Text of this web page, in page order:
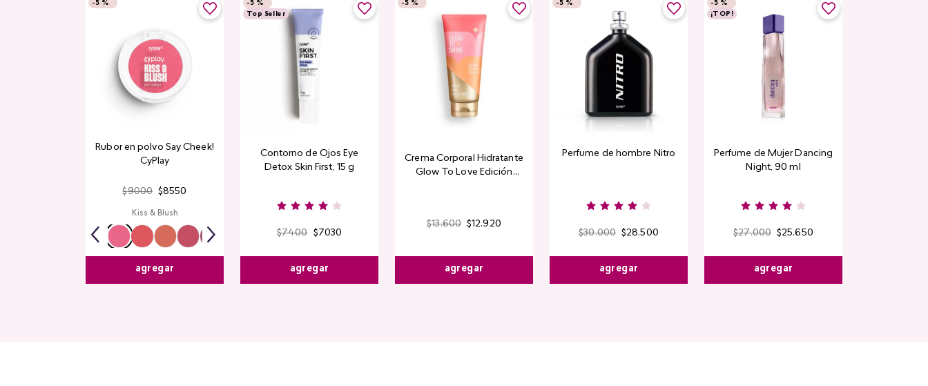
-5 %
Rubor en polvo Say Cheek!
CyPlay
$9000 $8550
Kiss & Blush
agregar
-5 %
Top Seller
Contorno de Ojos Eye
Detox Skin First, 15 g
$7400 $7030
agregar
-5 %
Crema Corporal Hidratante
Glow To Love Edición
$13.600 $12.920
agregar
-5 %
Perfume de hombre Nitro
$30.000 $28.500
agregar
-5 %
¡TOP!
Perfume de Mujer Dancing
Night, 90 ml
$27.000 $25.650
agregar